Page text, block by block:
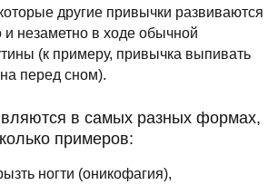
другие привычки развиваются
и незаметно в ходе обычной
(к примеру, привычка выпивать
перед сном).
в самых разных формах,
примеров:
ногти (оникофагия),